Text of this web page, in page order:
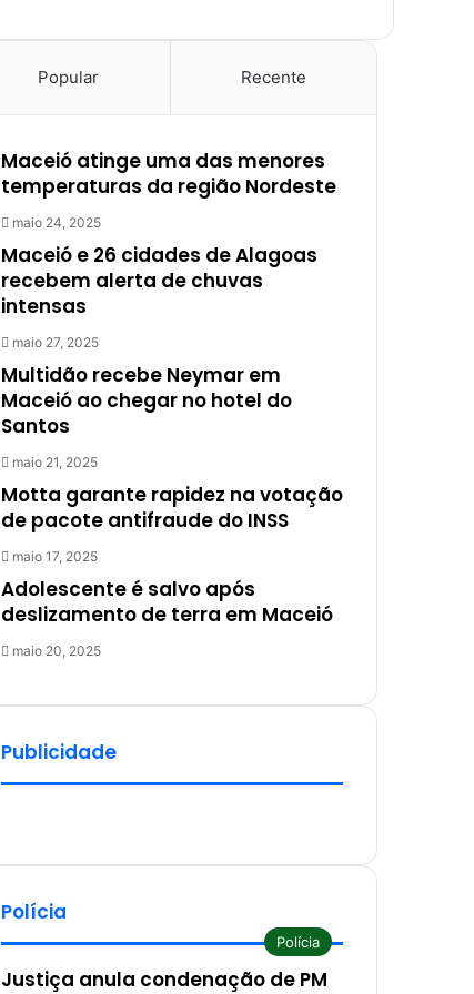
Popular Recente
Maceió atinge uma das menores
temperaturas da região Nordeste
maio 24, 2025
Maceió e 26 cidades de Alagoas
recebem alerta de chuvas
intensas
maio 27, 2025
Multidão recebe Neymar em
Maceió ao chegar no hotel do
Santos
maio 21, 2025
Motta garante rapidez na votação
de pacote antifraude do INSS
maio 17, 2025
Adolescente é salvo após
deslizamento de terra em Maceió
maio 20, 2025
Publicidade
Polícia
Polícia
Justiça anula condenação de PM